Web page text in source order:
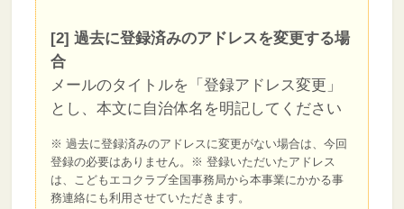
[2] 過去に登録済みのアドレスを変更する場
合
メールのタイトルを「登録アドレス変更」
とし、本文に自治体名を明記してください
※ 過去に登録済みのアドレスに変更がない場合は、今回
登録の必要はありません。
※ 登録いただいたアドレス
は、こどもエコクラブ全国事務局から本事業にかかる事
務連絡にも利用させていただきます。